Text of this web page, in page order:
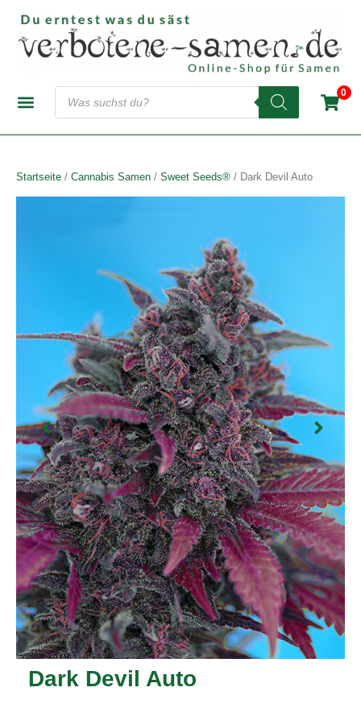
Inhalt
springen
Products
search
0
Startseite / Cannabis Samen / Sweet Seeds® / Dark Devil Auto
Dark Devil Auto